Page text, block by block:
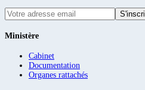
Ministère
Cabinet
Documentation
Organes rattachés